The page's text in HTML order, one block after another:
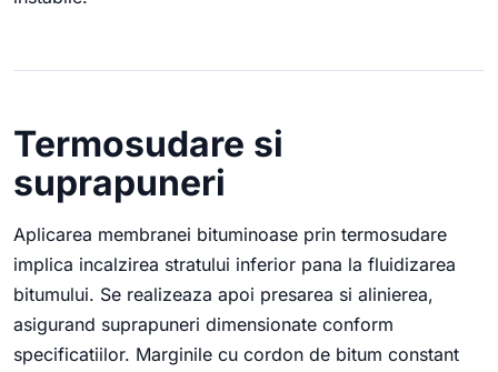
Termosudare si
suprapuneri
Aplicarea membranei bituminoase prin termosudare
implica incalzirea stratului inferior pana la fluidizarea
bitumului. Se realizeaza apoi presarea si alinierea,
asigurand suprapuneri dimensionate conform
specificatiilor. Marginile cu cordon de bitum constant